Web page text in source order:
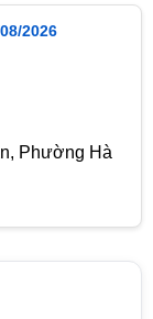
2026
Phường Hà